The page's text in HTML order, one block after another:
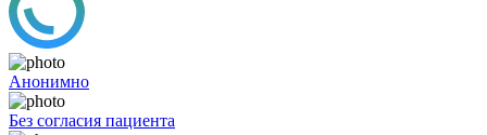
Анонимно
Без согласия пациента